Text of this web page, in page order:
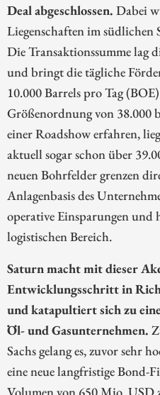
Deal abgeschlossen. Dabei
Liegenschaften im südlichen
Die Transaktionssumme lag
und bringt die tägliche
10.000 Barrels pro Tag
Größenordnung von 38.000
einer Roadshow erfahren,
aktuell sogar schon über
neuen Bohrfelder grenzen
Anlagenbasis des
operative Einsparungen und
logistischen Bereich.
Saturn macht mit dieser
Entwicklungsschritt in
und katapultiert sich zu
Öl- und Gasunternehmen.
Sachs gelang es, zuvor sehr
eine neue langfristige Bond-
Volumen von 650 Mio.